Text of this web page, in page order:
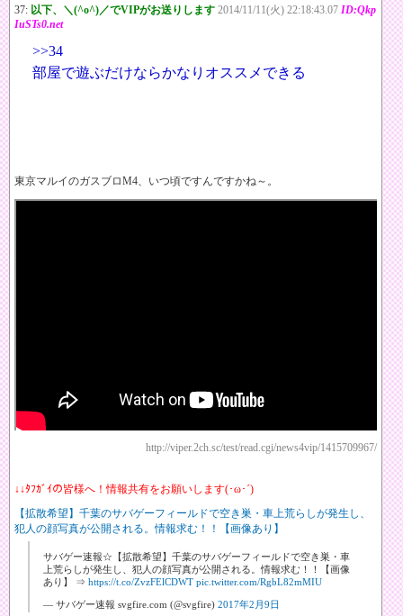
37: 以下、＼(^o^)／でVIPがお送りします 2014/11/11(火) 22:18:43.07 ID:Qkp
IuSTs0.net
>>34
部屋で遊ぶだけならかなりオススメできる
東京マルイのガスブロM4、いつ頃ですんですかね～。
http://viper.2ch.sc/test/read.cgi/news4vip/1415709967/
↓↓ﾀﾌｶﾞｲの皆様へ！情報共有をお願いします(･ω･´)
【拡散希望】千葉のサバゲーフィールドで空き巣・車上荒らしが発生し、
犯人の顔写真が公開される。情報求む！！【画像あり】
サバゲー速報☆【拡散希望】千葉のサバゲーフィールドで空き巣・車
上荒らしが発生し、犯人の顔写真が公開される。情報求む！！【画像
あり】 ⇒ https://t.co/ZvzFElCDWT pic.twitter.com/RgbL82mMIU
— サバゲー速報 svgfire.com (@svgfire) 2017年2月9日